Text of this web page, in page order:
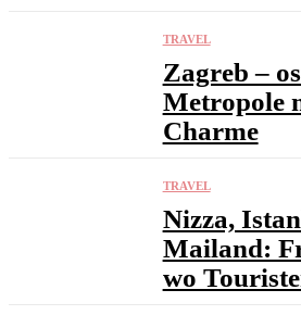
TRAVEL
Zagreb –
Metropole
Charme
TRAVEL
Nizza,
Mailand:
wo